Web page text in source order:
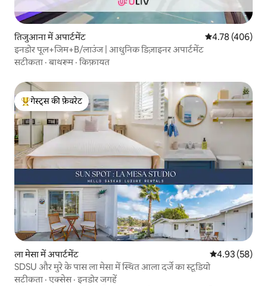
तिजुआना में अपार्टमेंट औसत रेटिंग 5 में से
4.78 (406)
इनडोर पूल+जिम+B/लाउंज | आधुनिक डिज़ाइनर अपार्टमेंट
सटीकता ·बाथरूम·किफ़ायत
गेस्ट्स का टॉप फ़ेवरेट
गेस्ट्स की फ़ेवरेट
ला मेसा में अपार्टमेंट औसत रेटिंग 5 में
4.93 (58)
SDSU और मुरे के पास ला मेसा में स्थित आला दर्जे का स्टूडियो
सटीकता ·एक्सेस·इनडोर जगहें